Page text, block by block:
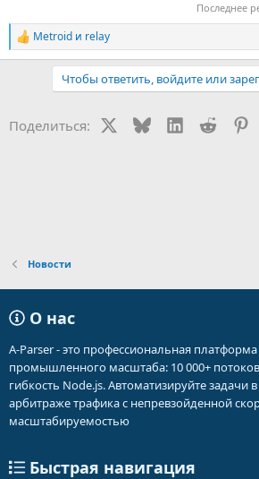
Последнее
Р
е
и
Metroid и relay
Чтобы ответить, войдите или
Поделиться: BlueskyLinkedIn
Reddit
Новости
О нас
A-Parser - это профессиональная
промышленного масштаба: 10 000+
гибкость Node.js. Автоматизируйте задачи
арбитраже трафика с непревзойденной
масштабируемостью
Быстрая навигация